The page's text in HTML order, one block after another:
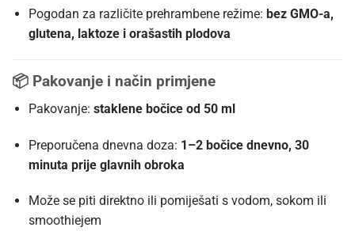
Pogodan za različite prehrambene režime: bez GMO-a,
glutena, laktoze i orašastih plodova
📦 Pakovanje i način primjene
Pakovanje: staklene bočice od 50 ml
Preporučena dnevna doza: 1–2 bočice dnevno, 30
minuta prije glavnih obroka
Može se piti direktno ili pomiješati s vodom, sokom ili
smoothiejem